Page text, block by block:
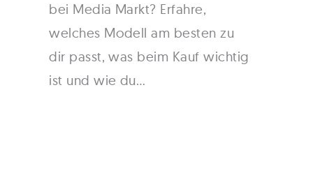
bei Media Markt? Erfahre,
welches Modell am besten zu
dir passt, was beim Kauf wichtig
ist und wie du…